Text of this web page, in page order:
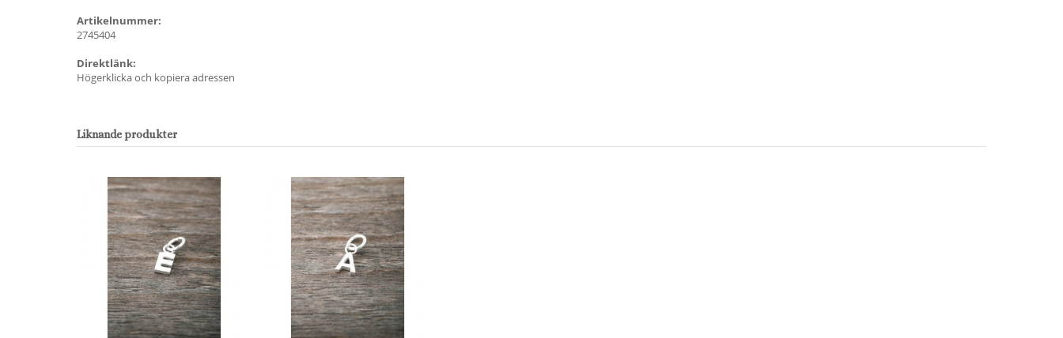
Artikelnummer:
2745404
Direktlänk:
Högerklicka och kopiera adressen
Liknande produkter